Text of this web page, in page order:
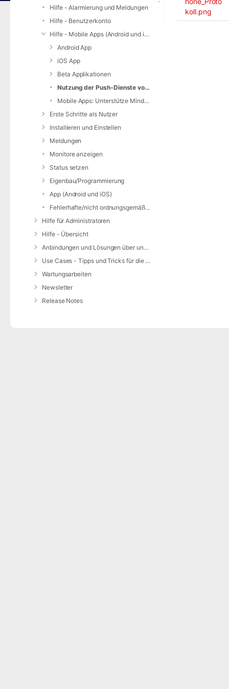
Hilfe - Alarmierung und Meldungen
Hilfe - Benutzerkonto
Hilfe - Mobile Apps (Android und iOS)
Android App
iOS App
Beta Applikationen
Nutzung der Push-Dienste von Apple / Google
Mobile Apps: Unterstütze Mindestversionen
Erste Schritte als Nutzer
Installieren und Einstellen
Meldungen
Monitore anzeigen
Status setzen
Eigenbau/Programmierung
App (Android und iOS)
Fehlerhafte/nicht ordnungsgemäße Alarmierung
Hilfe für Administratoren
Hilfe - Übersicht
Anbindungen und Lösungen über unsere Web-Schnittstelle (REST-API)
Use Cases - Tipps und Tricks für die Anwendung von DIVERA 24/7
Wartungsarbeiten
Newsletter
Release Notes
koll.png